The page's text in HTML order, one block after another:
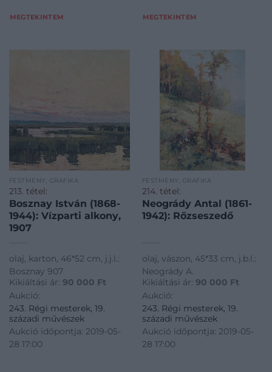
MEGTEKINTEM MEGTEKINTEM
FESTMÉNY, GRAFIKA
213. tétel:
Bosznay István (1868-
1944): Vízparti alkony,
1907
olaj, karton, 46*52 cm, j.j.l.:
Bosznay 907
Kikiáltási ár: 90 000 Ft
Aukció:
243. Régi mesterek, 19.
századi művészek
Aukció időpontja: 2019-05-
28 17:00
FESTMÉNY, GRAFIKA
214. tétel:
Neogrády Antal (1861-
1942): Rőzseszedő
olaj, vászon, 45*33 cm, j.b.l.:
Neogrády A.
Kikiáltási ár: 90 000 Ft
Aukció:
243. Régi mesterek, 19.
századi művészek
Aukció időpontja: 2019-05-
28 17:00